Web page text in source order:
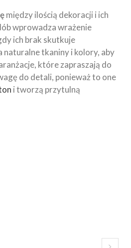
między ilością dekoracji i ich
wprowadza wrażenie
ich brak skutkuje
naturalne tkaniny i kolory, aby
które zapraszają do
do detali, ponieważ to one
i tworzą przytulną